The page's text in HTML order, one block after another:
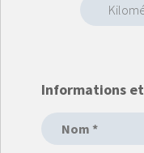
Informations